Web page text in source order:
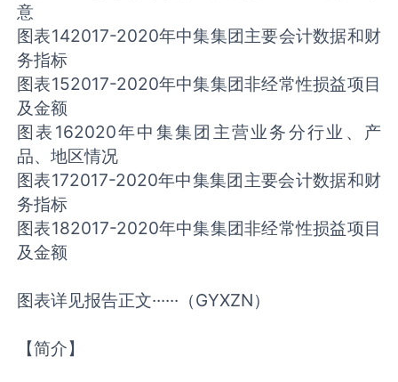
意
图表142017-2020年中集集团主要会计数据和财
务指标
图表152017-2020年中集集团非经常性损益项目
及金额
图表162020年中集集团主营业务分行业、产
品、地区情况
图表172017-2020年中集集团主要会计数据和财
务指标
图表182017-2020年中集集团非经常性损益项目
及金额
图表详见报告正文······（GYXZN）
【简介】